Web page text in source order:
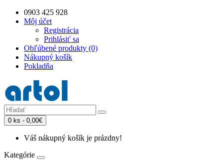
0903 425 928
Môj účet
Registrácia
Prihlásiť sa
Obľúbené produkty (0)
Nákupný košík
Pokladňa
0 ks - 0,00€
Váš nákupný košík je prázdny!
Kategórie